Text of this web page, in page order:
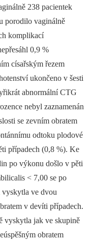
238 pacientek
porodilo vaginálně
komplikací
0,9 %
císařským řezem
ukončeno v šesti
abnormální CTG
nebyl zaznamenán
se zevním obratem
odtoku plodové
případech (0,8 %). Ke
po výkonu došlo v pěti
< 7,00 se po
vyskytla ve dvou
v devíti případech.
vyskytla jak ve skupině
obratem